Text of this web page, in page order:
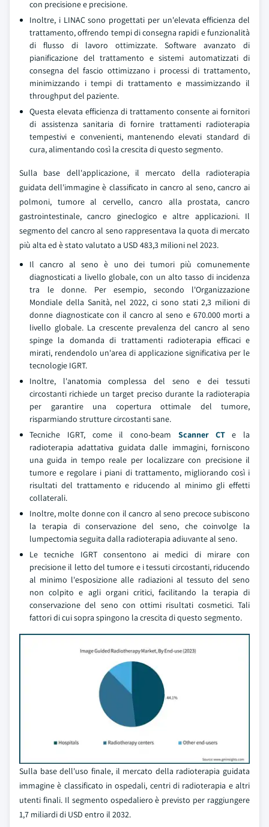
con precisione e precisione.
Inoltre, i LINAC sono progettati per un'elevata efficienza del
trattamento, offrendo tempi di consegna rapidi e funzionalità
di flusso di lavoro ottimizzate. Software avanzato di
pianificazione del trattamento e sistemi automatizzati di
consegna del fascio ottimizzano i processi di trattamento,
minimizzando i tempi di trattamento e massimizzando il
throughput del paziente.
Questa elevata efficienza di trattamento consente ai fornitori
di assistenza sanitaria di fornire trattamenti radioterapia
tempestivi e convenienti, mantenendo elevati standard di
cura, alimentando così la crescita di questo segmento.
Sulla base dell'applicazione, il mercato della radioterapia
guidata dell'immagine è classificato in cancro al seno, cancro ai
polmoni, tumore al cervello, cancro alla prostata, cancro
gastrointestinale, cancro gineclogico e altre applicazioni. Il
segmento del cancro al seno rappresentava la quota di mercato
più alta ed è stato valutato a USD 483,3 milioni nel 2023.
Il cancro al seno è uno dei tumori più comunemente
diagnosticati a livello globale, con un alto tasso di incidenza
tra le donne. Per esempio, secondo l'Organizzazione
Mondiale della Sanità, nel 2022, ci sono stati 2,3 milioni di
donne diagnosticate con il cancro al seno e 670.000 morti a
livello globale. La crescente prevalenza del cancro al seno
spinge la domanda di trattamenti radioterapia efficaci e
mirati, rendendolo un'area di applicazione significativa per le
tecnologie IGRT.
Inoltre, l'anatomia complessa del seno e dei tessuti
circostanti richiede un target preciso durante la radioterapia
per garantire una copertura ottimale del tumore,
risparmiando strutture circostanti sane.
Tecniche IGRT, come il cono-beam Scanner CTe la
radioterapia adattativa guidata dalle immagini, forniscono
una guida in tempo reale per localizzare con precisione il
tumore e regolare i piani di trattamento, migliorando così i
risultati del trattamento e riducendo al minimo gli effetti
collaterali.
Inoltre, molte donne con il cancro al seno precoce subiscono
la terapia di conservazione del seno, che coinvolge la
lumpectomia seguita dalla radioterapia adiuvante al seno.
Le tecniche IGRT consentono ai medici di mirare con
precisione il letto del tumore e i tessuti circostanti, riducendo
al minimo l'esposizione alle radiazioni al tessuto del seno
non colpito e agli organi critici, facilitando la terapia di
conservazione del seno con ottimi risultati cosmetici. Tali
fattori di cui sopra spingono la crescita di questo segmento.
Sulla base dell'uso finale, il mercato della radioterapia guidata
immagine è classificato in ospedali, centri di radioterapia e altri
utenti finali. Il segmento ospedaliero è previsto per raggiungere
1,7 miliardi di USD entro il 2032.